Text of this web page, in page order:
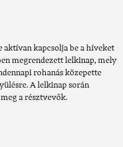
aktívan kapcsolja be a híveket
megrendezett lelkinap, mely
rohanás közepette
A lelkinap során
a résztvevők.